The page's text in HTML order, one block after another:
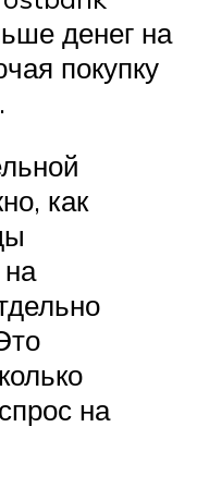
денег на
покупку
как
на